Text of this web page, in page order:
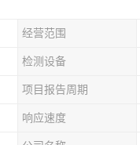
经营范围
检测设备
项目报告周期
响应速度